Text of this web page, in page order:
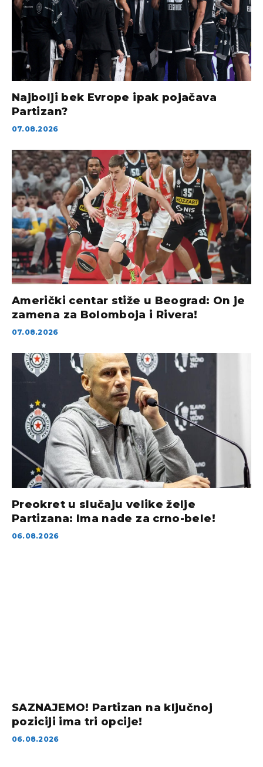
Najbolji bek Evrope ipak pojačava
Partizan?
07.08.2026
Američki centar stiže u Beograd: On je
zamena za Bolomboja i Rivera!
07.08.2026
Preokret u slučaju velike želje
Partizana: Ima nade za crno-bele!
06.08.2026
SAZNAJEMO! Partizan na ključnoj
poziciji ima tri opcije!
06.08.2026